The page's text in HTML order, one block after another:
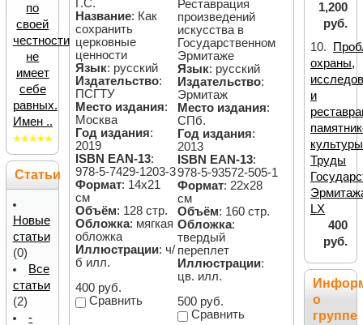
Г.С.
Название: Как
сохранить
церковные
ценности
Язык: русский
Издательство:
ПСГТУ
Место издания:
Москва
Год издания:
2019
ISBN EAN-13:
978-5-7429-1203-3
Формат: 14х21
см
Объём: 128 стр.
Обложка: мягкая
обложка
Иллюстрации: ч/
б илл.
400 руб.
Сравнить
Реставрация
произведений
искусства в
Государственном
Эрмитаже
Язык: русский
Издательство:
Эрмитаж
Место издания:
СПб.
Год издания:
2013
ISBN EAN-13:
978-5-93572-505-1
Формат: 22x28
cм
Объём: 160 стр.
Обложка:
твердый
переплет
Иллюстрации:
цв. илл.
500 руб.
Сравнить
по
своей
честности
не
имеет
себе
равных.
Имен ..
Статьи
Новые
статьи
(0)
Все
статьи
(2)
-
1,200
руб.
10.
охраны,
и
Труды
LX
400
руб.
о
группе